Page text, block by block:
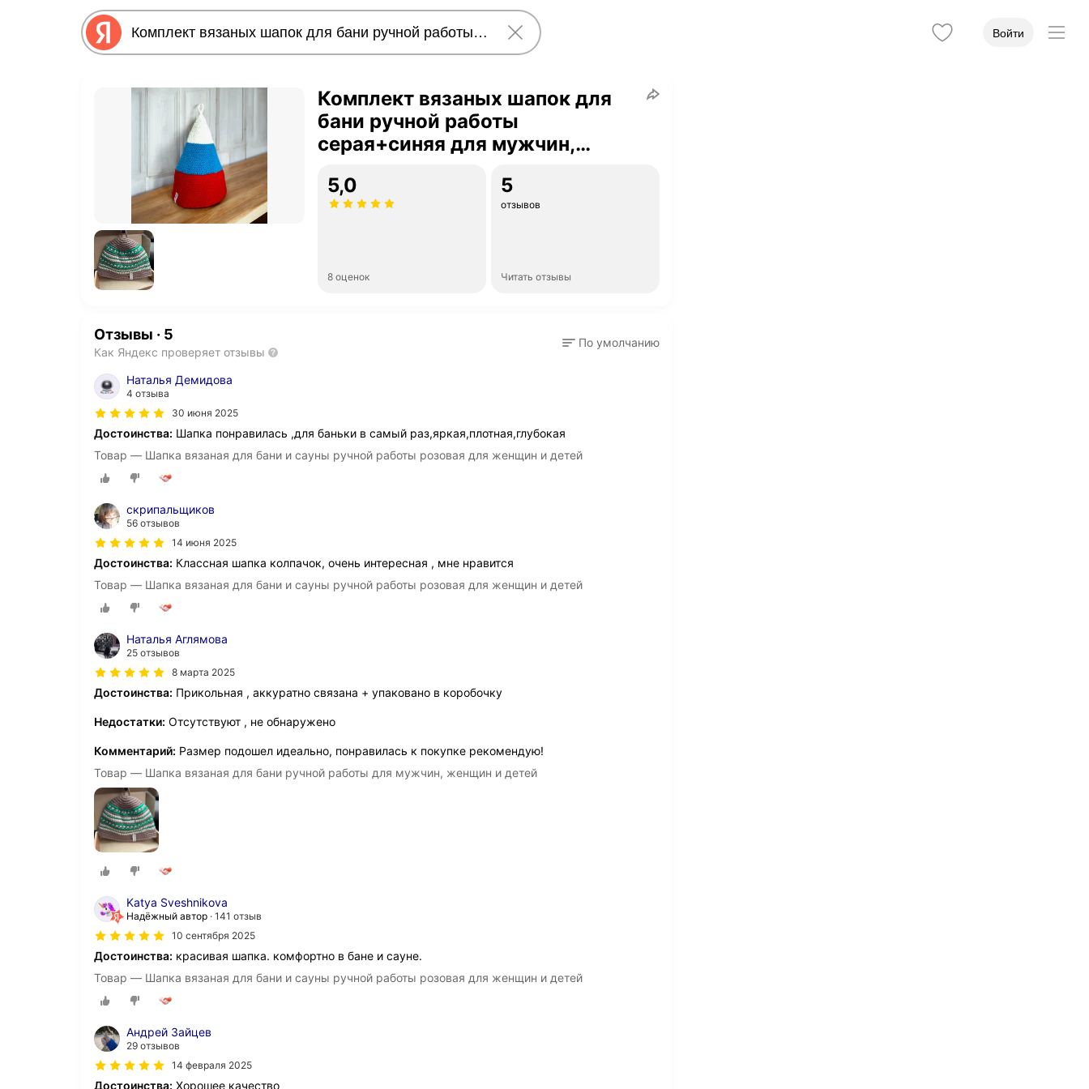
Войти
Комплект вязаных шапок для
бани ручной работы
серая+синяя для мужчин,
5,0
8 оценок
5
отзывов
Читать отзывы
Отзывы · 5
Как Яндекс проверяет отзывы
По умолчанию
Наталья Демидова
4 отзыва
30 июня 2025
Достоинства: Шапка понравилась ,для баньки в самый раз,яркая,плотная,глубокая
Товар — Шапка вязаная для бани и сауны ручной работы розовая для женщин и детей
скрипальщиков
56 отзывов
14 июня 2025
Достоинства: Классная шапка колпачок, очень интересная , мне нравится
Товар — Шапка вязаная для бани и сауны ручной работы розовая для женщин и детей
Наталья Аглямова
25 отзывов
8 марта 2025
Достоинства: Прикольная , аккуратно связана + упаковано в коробочку
Недостатки: Отсутствуют , не обнаружено
Комментарий: Размер подошел идеально, понравилась к покупке рекомендую!
Товар — Шапка вязаная для бани ручной работы для мужчин, женщин и детей
Katya Sveshnikova
Надёжный автор 141 отзыв
10 сентября 2025
Достоинства: красивая шапка. комфортно в бане и сауне.
Товар — Шапка вязаная для бани и сауны ручной работы розовая для женщин и детей
Андрей Зайцев
29 отзывов
14 февраля 2025
Достоинства: Хорошее качество